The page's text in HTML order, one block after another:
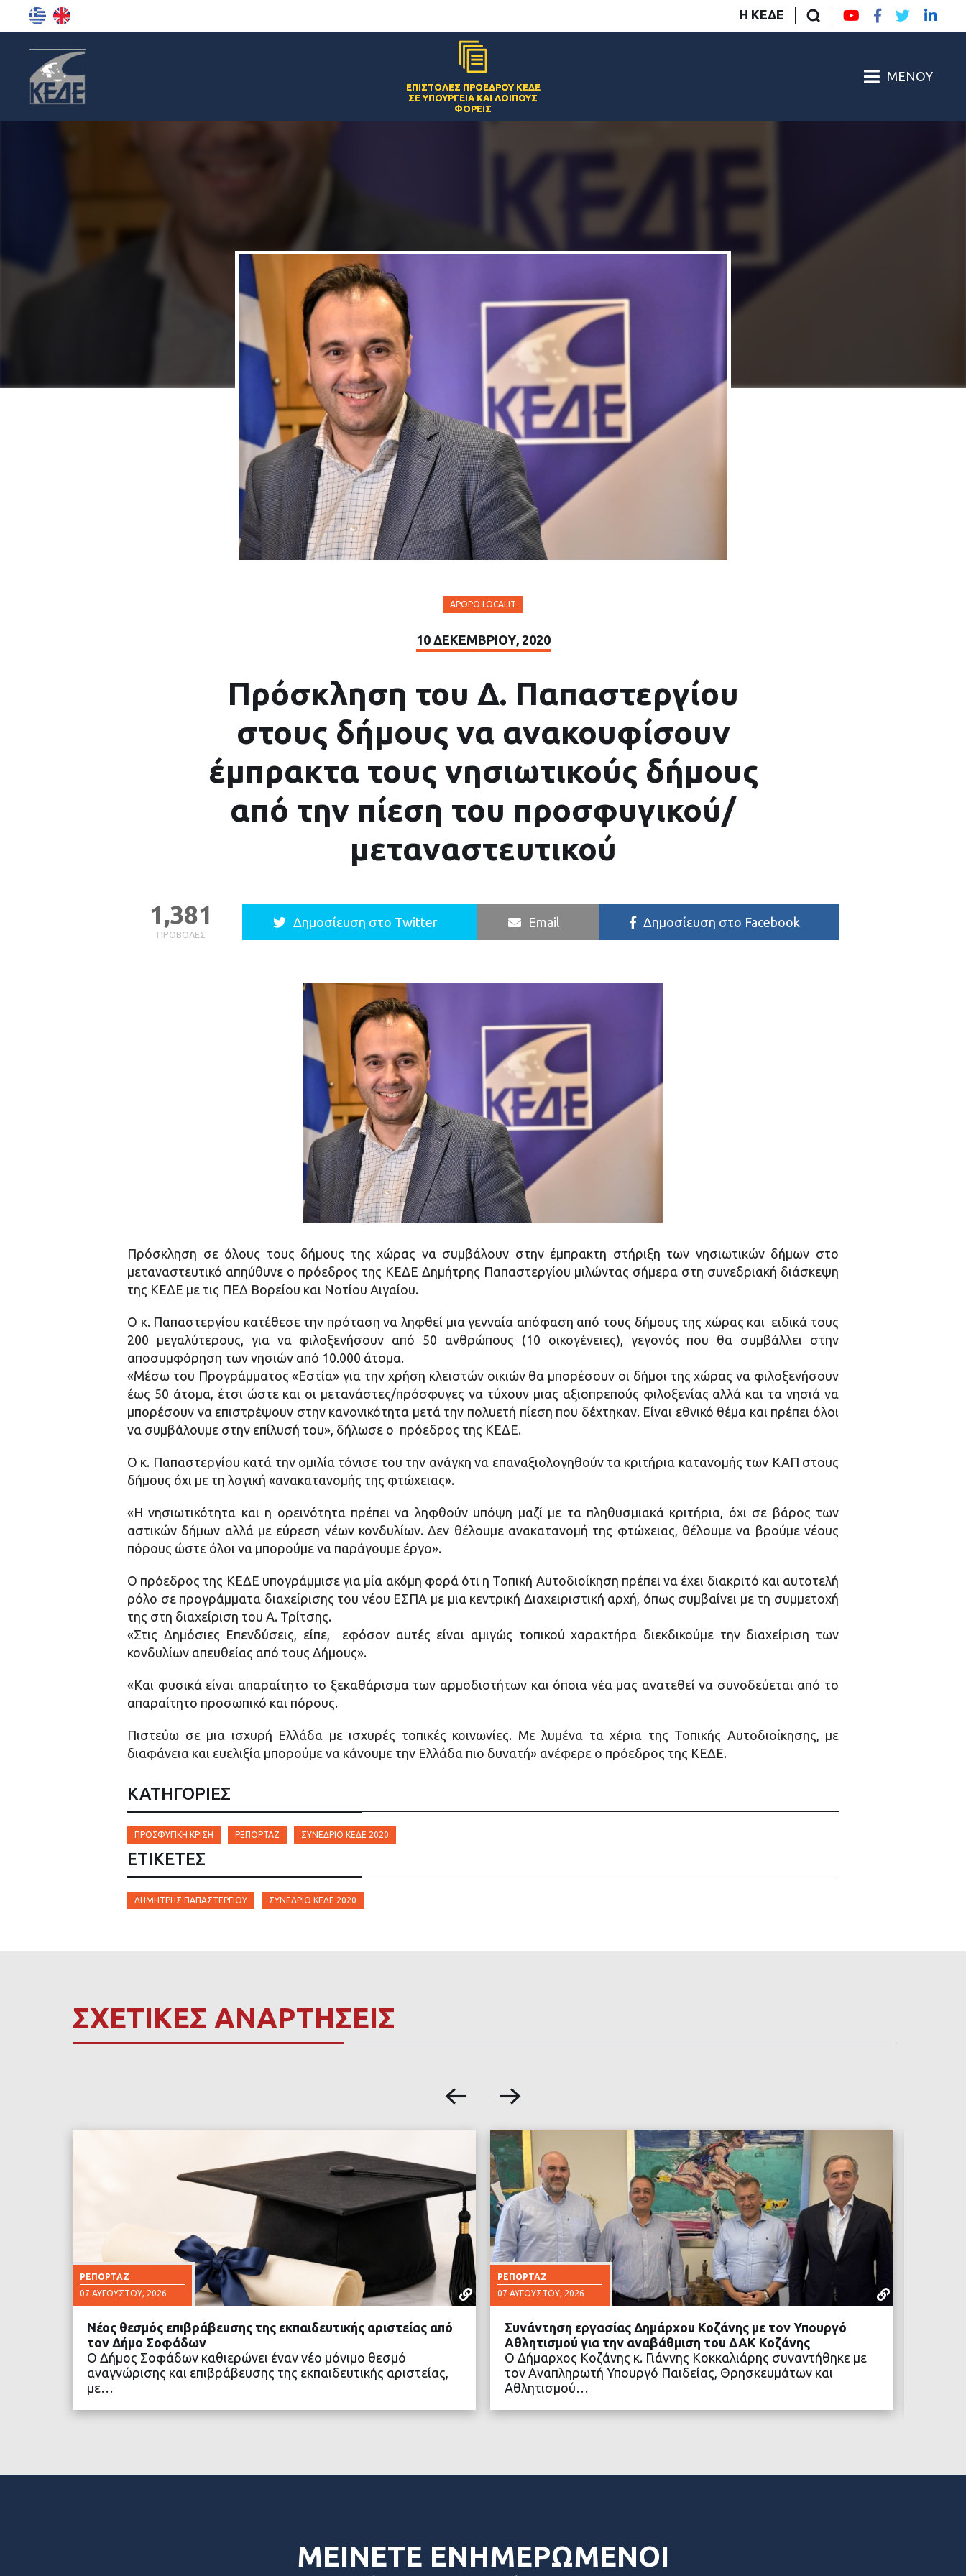
Η ΚΕΔΕ
ΕΠΙΣΤΟΛΈΣ ΠΡΟΈΔΡΟΥ ΚΕΔΕ
ΣΕ ΥΠΟΥΡΓΕΊΑ ΚΑΙ ΛΟΙΠΟΎΣ
ΦΟΡΕΊΣ
ΜΕΝΟΎ
ΆΡΘΡΟ LOCALIT
10 ΔΕΚΕΜΒΡΊΟΥ, 2020
Πρόσκληση του Δ. Παπαστεργίου
στους δήμους να ανακουφίσουν
έμπρακτα τους νησιωτικούς δήμους
από την πίεση του προσφυγικού/
μεταναστευτικού
ΠΡΟΒΟΛΈΣ
1,381 Δημοσίευση στο Twitter Email Δημοσίευση στο Facebook
Πρόσκληση σε όλους τους δήμους της χώρας να συμβάλουν στην έμπρακτη στήριξη των νησιωτικών δήμων στο
μεταναστευτικό απηύθυνε ο πρόεδρος της ΚΕΔΕ Δημήτρης Παπαστεργίου μιλώντας σήμερα στη συνεδριακή διάσκεψη
της ΚΕΔΕ με τις ΠΕΔ Βορείου και Νοτίου Αιγαίου.
Ο κ. Παπαστεργίου κατέθεσε την πρόταση να ληφθεί μια γενναία απόφαση από τους δήμους της χώρας και ειδικά τους
200 μεγαλύτερους, για να φιλοξενήσουν από 50 ανθρώπους (10 οικογένειες), γεγονός που θα συμβάλλει στην
αποσυμφόρηση των νησιών από 10.000 άτομα.
«Μέσω του Προγράμματος «Εστία» για την χρήση κλειστών οικιών θα μπορέσουν οι δήμοι της χώρας να φιλοξενήσουν
έως 50 άτομα, έτσι ώστε και οι μετανάστες/πρόσφυγες να τύχουν μιας αξιοπρεπούς φιλοξενίας αλλά και τα νησιά να
μπορέσουν να επιστρέψουν στην κανονικότητα μετά την πολυετή πίεση που δέχτηκαν. Είναι εθνικό θέμα και πρέπει όλοι
να συμβάλουμε στην επίλυσή του», δήλωσε ο πρόεδρος της ΚΕΔΕ.
Ο κ. Παπαστεργίου κατά την ομιλία τόνισε του την ανάγκη να επαναξιολογηθούν τα κριτήρια κατανομής των ΚΑΠ στους
δήμους όχι με τη λογική «ανακατανομής της φτώχειας».
«Η νησιωτικότητα και η ορεινότητα πρέπει να ληφθούν υπόψη μαζί με τα πληθυσμιακά κριτήρια, όχι σε βάρος των
αστικών δήμων αλλά με εύρεση νέων κονδυλίων. Δεν θέλουμε ανακατανομή της φτώχειας, θέλουμε να βρούμε νέους
πόρους ώστε όλοι να μπορούμε να παράγουμε έργο».
Ο πρόεδρος της ΚΕΔΕ υπογράμμισε για μία ακόμη φορά ότι η Τοπική Αυτοδιοίκηση πρέπει να έχει διακριτό και αυτοτελή
ρόλο σε προγράμματα διαχείρισης του νέου ΕΣΠΑ με μια κεντρική Διαχειριστική αρχή, όπως συμβαίνει με τη συμμετοχή
της στη διαχείριση του Α. Τρίτσης.
«Στις Δημόσιες Επενδύσεις, είπε, εφόσον αυτές είναι αμιγώς τοπικού χαρακτήρα διεκδικούμε την διαχείριση των
κονδυλίων απευθείας από τους Δήμους».
«Και φυσικά είναι απαραίτητο το ξεκαθάρισμα των αρμοδιοτήτων και όποια νέα μας ανατεθεί να συνοδεύεται από το
απαραίτητο προσωπικό και πόρους.
Πιστεύω σε μια ισχυρή Ελλάδα με ισχυρές τοπικές κοινωνίες. Με λυμένα τα χέρια της Τοπικής Αυτοδιοίκησης, με
διαφάνεια και ευελιξία μπορούμε να κάνουμε την Ελλάδα πιο δυνατή» ανέφερε ο πρόεδρος της ΚΕΔΕ.
ΚΑΤΗΓΟΡΙΕΣ
ΠΡΟΣΦΥΓΙΚΉ ΚΡΊΣΗ ΡΕΠΟΡΤΆΖ ΣΥΝΕΔΡΙΟ ΚΕΔΕ 2020
ΕΤΙΚΈΤΕΣ
ΔΗΜΗΤΡΗΣ ΠΑΠΑΣΤΕΡΓΊΟΥ ΣΥΝΈΔΡΙΟ ΚΕΔΕ 2020
ΣΧΕΤΙΚΕΣ ΑΝΑΡΤΗΣΕΙΣ
ΡΕΠΟΡΤΆΖ
07 ΑΥΓΟΎΣΤΟΥ, 2026
Νέος θεσμός επιβράβευσης της εκπαιδευτικής αριστείας από
τον Δήμο Σοφάδων
Ο Δήμος Σοφάδων καθιερώνει έναν νέο μόνιμο θεσμό
αναγνώρισης και επιβράβευσης της εκπαιδευτικής αριστείας,
με…
ΡΕΠΟΡΤΆΖ
07 ΑΥΓΟΎΣΤΟΥ, 2026
Συνάντηση εργασίας Δημάρχου Κοζάνης με τον Υπουργό
Αθλητισμού για την αναβάθμιση του ΔΑΚ Κοζάνης
Ο Δήμαρχος Κοζάνης κ. Γιάννης Κοκκαλιάρης συναντήθηκε με
τον Αναπληρωτή Υπουργό Παιδείας, Θρησκευμάτων και
Αθλητισμού…
ΜΕΙΝΕΤΕ ΕΝΗΜΕΡΩΜΕΝΟΙ